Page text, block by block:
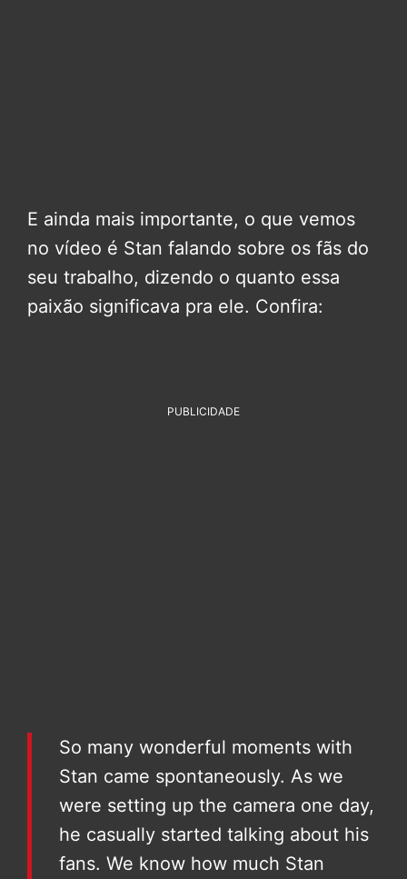
E ainda mais importante, o que vemos
no vídeo é Stan falando sobre os fãs do
seu trabalho, dizendo o quanto essa
paixão significava pra ele. Confira:
PUBLICIDADE
So many wonderful moments with
Stan came spontaneously. As we
were setting up the camera one day,
he casually started talking about his
fans. We know how much Stan